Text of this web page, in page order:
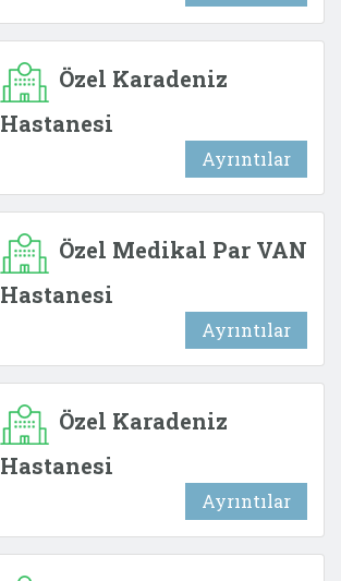
Özel Karadeniz
Hastanesi
Ayrıntılar
Özel Medikal Par VAN
Hastanesi
Ayrıntılar
Özel Karadeniz
Hastanesi
Ayrıntılar